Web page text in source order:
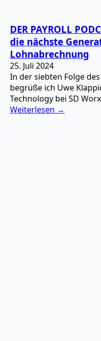
DER PAYROLL
die nächste
Lohnabrechnung
25. Juli 2024
In der siebten Folge
begrüße ich Uwe
Technology bei SD
Weiterlesen →